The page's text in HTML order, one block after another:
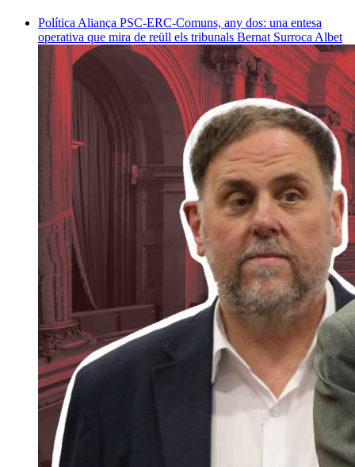
Política Aliança PSC-ERC-Comuns, any dos: una entesa
operativa que mira de reüll els tribunals Bernat Surroca Albet